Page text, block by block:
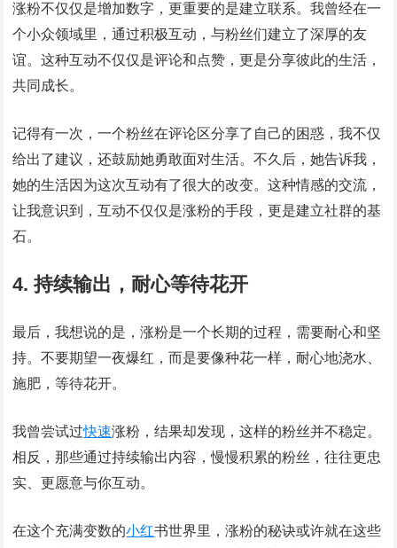
涨粉不仅仅是增加数字，更重要的是建立联系。我曾经在一
个小众领域里，通过积极互动，与粉丝们建立了深厚的友
谊。这种互动不仅仅是评论和点赞，更是分享彼此的生活，
共同成长。
记得有一次，一个粉丝在评论区分享了自己的困惑，我不仅
给出了建议，还鼓励她勇敢面对生活。不久后，她告诉我，
她的生活因为这次互动有了很大的改变。这种情感的交流，
让我意识到，互动不仅仅是涨粉的手段，更是建立社群的基
石。
4. 持续输出，耐心等待花开
最后，我想说的是，涨粉是一个长期的过程，需要耐心和坚
持。不要期望一夜爆红，而是要像种花一样，耐心地浇水、
施肥，等待花开。
我曾尝试过快速涨粉，结果却发现，这样的粉丝并不稳定。
相反，那些通过持续输出内容，慢慢积累的粉丝，往往更忠
实、更愿意与你互动。
在这个充满变数的小红书世界里，涨粉的秘诀或许就在这些